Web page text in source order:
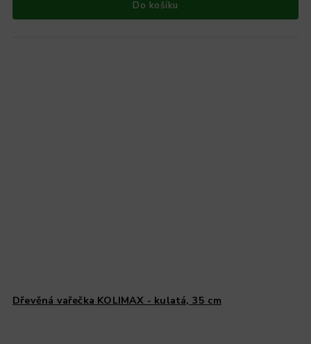
Do košíku
Dřevěná vařečka KOLIMAX - kulatá, 35 cm